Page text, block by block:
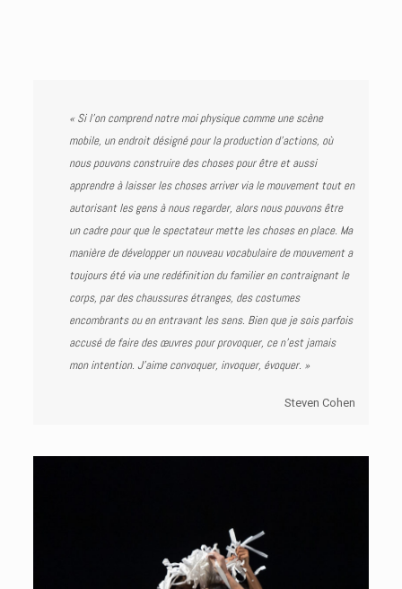
« Si l’on comprend notre moi physique comme une scène
mobile, un endroit désigné pour la production d’actions, où
nous pouvons construire des choses pour être et aussi
apprendre à laisser les choses arriver via le mouvement tout en
autorisant les gens à nous regarder, alors nous pouvons être
un cadre pour que le spectateur mette les choses en place. Ma
manière de développer un nouveau vocabulaire de mouvement a
toujours été via une redéfinition du familier en contraignant le
corps, par des chaussures étranges, des costumes
encombrants ou en entravant les sens. Bien que je sois parfois
accusé de faire des œuvres pour provoquer, ce n’est jamais
mon intention. J’aime convoquer, invoquer, évoquer. »
Steven Cohen